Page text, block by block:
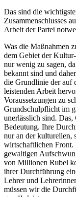
Das sind die
Zusammenschlusses
Arbeit der Partei
Was die Maßnahmen
dem Gebiet der
nur wenig zu sagen,
bekannt sind und
die Grundlinie der auf
leistenden Arbeit
Voraussetzungen zu
Grundschulpflicht im
unerlässlich sind.
Bedeutung. Ihre
nur an der kulturellen,
wirtschaftlichen Front.
gewaltigen
von Millionen Rubel
ihrer Durchführung
Lehrer und
müssen wir die